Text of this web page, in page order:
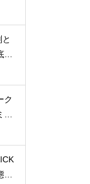
解
ク
で
を